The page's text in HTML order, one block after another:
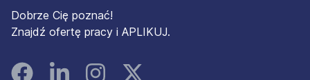
Dobrze Cię poznać!
Znajdź ofertę pracy i APLIKUJ.
FacebookLinked InInstagramInstagram